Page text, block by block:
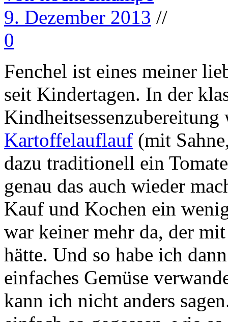
9. Dezember 2013 //
0
Fenchel ist eines meiner
seit Kindertagen. In der
Kartoffelauflauf (mit
dazu traditionell ein
genau das auch wieder
Kauf und Kochen ein
war keiner mehr da, der
hätte. Und so habe ich
einfaches Gemüse
kann ich nicht anders